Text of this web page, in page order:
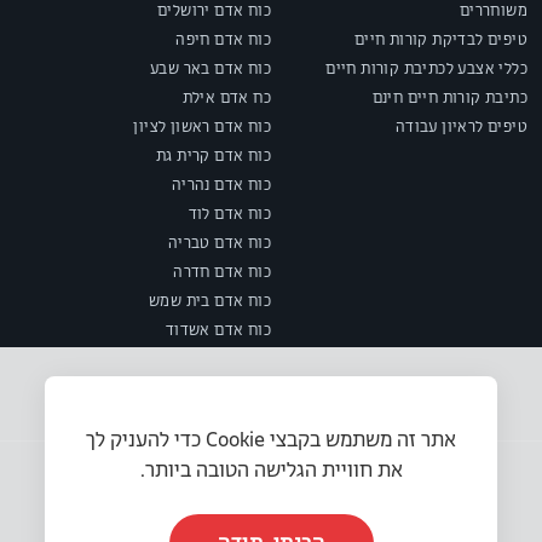
משוחררים
טיפים לבדיקת קורות חיים
כללי אצבע לכתיבת קורות חיים
כתיבת קורות חיים חינם
טיפים לראיון עבודה
כוח אדם ירושלים
כוח אדם חיפה
כוח אדם באר שבע
כח אדם אילת
כוח אדם ראשון לציון
כוח אדם קרית גת
כוח אדם נהריה
כוח אדם לוד
כוח אדם טבריה
כוח אדם חדרה
כוח אדם בית שמש
כוח אדם אשדוד
אתר זה משתמש בקבצי Cookie כדי להעניק לך
את חוויית הגלישה הטובה ביותר.